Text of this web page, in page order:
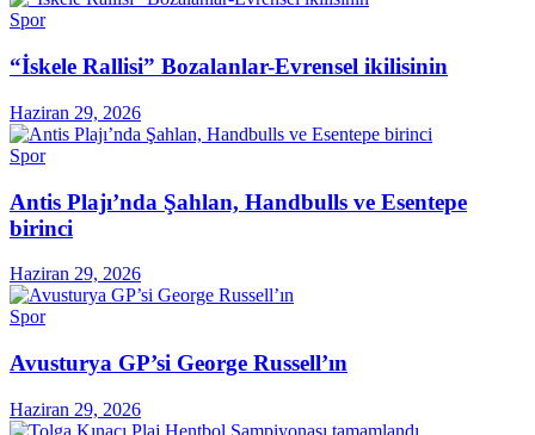
Spor
“İskele Rallisi” Bozalanlar-Evrensel ikilisinin
Haziran 29, 2026
Spor
Antis Plajı’nda Şahlan, Handbulls ve Esentepe
birinci
Haziran 29, 2026
Spor
Avusturya GP’si George Russell’ın
Haziran 29, 2026